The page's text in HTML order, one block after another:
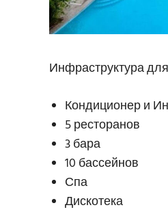
Инфраструктура
Кондиционер и
5 ресторанов
3 бара
10 бассейнов
Спа
Дискотека